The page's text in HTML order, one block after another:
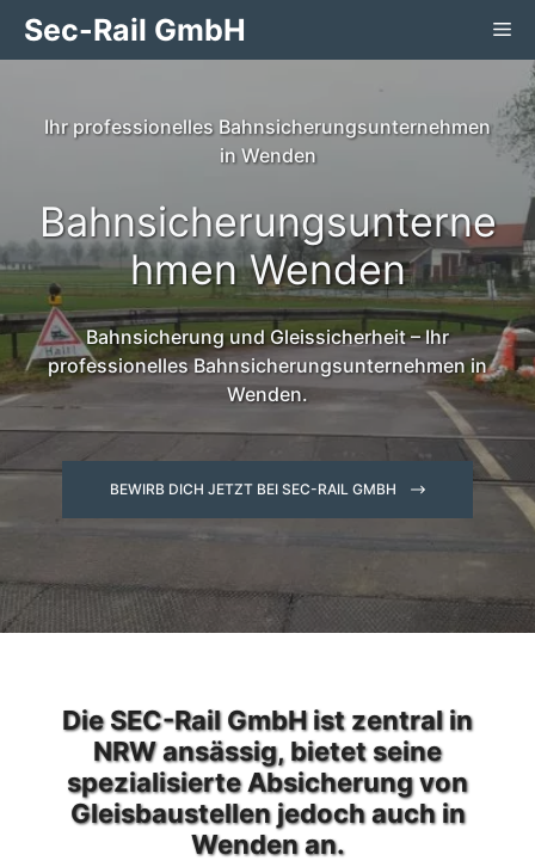
Zum
InhaltSec-Rail GmbH
Ihr professionelles Bahnsicherungsunternehmen
in Wenden
Bahnsicherungsunterne
hmen Wenden
Bahnsicherung und Gleissicherheit – Ihr
professionelles Bahnsicherungsunternehmen in
Wenden.
BEWIRB DICH JETZT BEI SEC-RAIL GMBH
Die SEC-Rail GmbH ist zentral in
NRW ansässig, bietet seine
spezialisierte Absicherung von
Gleisbaustellen jedoch auch in
Wenden an.